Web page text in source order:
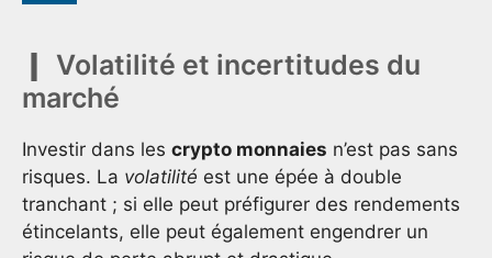
Volatilité et incertitudes du
marché
Investir dans les crypto monnaies n’est pas sans
risques. La volatilité est une épée à double
tranchant ; si elle peut préfigurer des rendements
étincelants, elle peut également engendrer un